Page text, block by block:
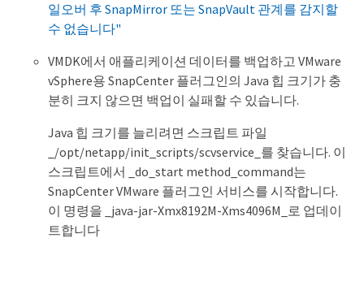
일오버 후 SnapMirror 또는 SnapVault 관계를 감지할
수 없습니다"
VMDK에서 애플리케이션 데이터를 백업하고 VMware
vSphere용 SnapCenter 플러그인의 Java 힙 크기가 충
분히 크지 않으면 백업이 실패할 수 있습니다.
Java 힙 크기를 늘리려면 스크립트 파일
_/opt/netapp/init_scripts/scvservice_를 찾습니다. 이
스크립트에서 _do_start method_command는
SnapCenter VMware 플러그인 서비스를 시작합니다.
이 명령을 _java-jar-Xmx8192M-Xms4096M_로 업데이
트합니다